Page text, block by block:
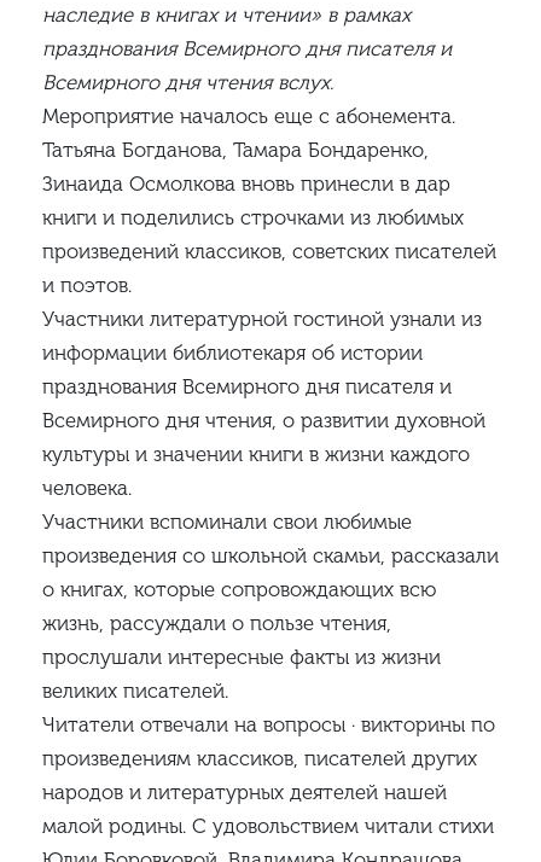
наследие в книгах и чтении» в рамках
празднования Всемирного дня писателя и
Всемирного дня чтения вслух.
Мероприятие началось еще с абонемента.
Татьяна Богданова, Тамара Бондаренко,
Зинаида Осмолкова вновь принесли в дар
книги и поделились строчками из любимых
произведений классиков, советских писателей
и поэтов.
Участники литературной гостиной узнали из
информации библиотекаря об истории
празднования Всемирного дня писателя и
Всемирного дня чтения, о развитии духовной
культуры и значении книги в жизни каждого
человека.
Участники вспоминали свои любимые
произведения со школьной скамьи, рассказали
о книгах, которые сопровождающих всю
жизнь, рассуждали о пользе чтения,
прослушали интересные факты из жизни
великих писателей.
Читатели отвечали на вопросы · викторины по
произведениям классиков, писателей других
народов и литературных деятелей нашей
малой родины. С удовольствием читали стихи